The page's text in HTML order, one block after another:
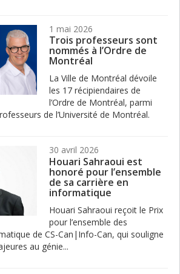
1 mai 2026
Trois professeurs sont
nommés à l’Ordre de
Montréal
La Ville de Montréal dévoile
les 17 récipiendaires de
l’Ordre de Montréal, parmi
de l’Université de Montréal.
30 avril 2026
Houari Sahraoui est
honoré pour l’ensemble
de sa carrière en
informatique
Houari Sahraoui reçoit le Prix
pour l’ensemble des
de CS-Can|Info-Can, qui souligne
au génie...